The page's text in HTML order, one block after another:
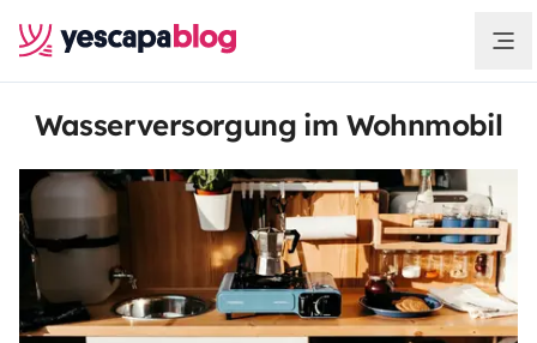
Wasserversorgung im Wohnmobil